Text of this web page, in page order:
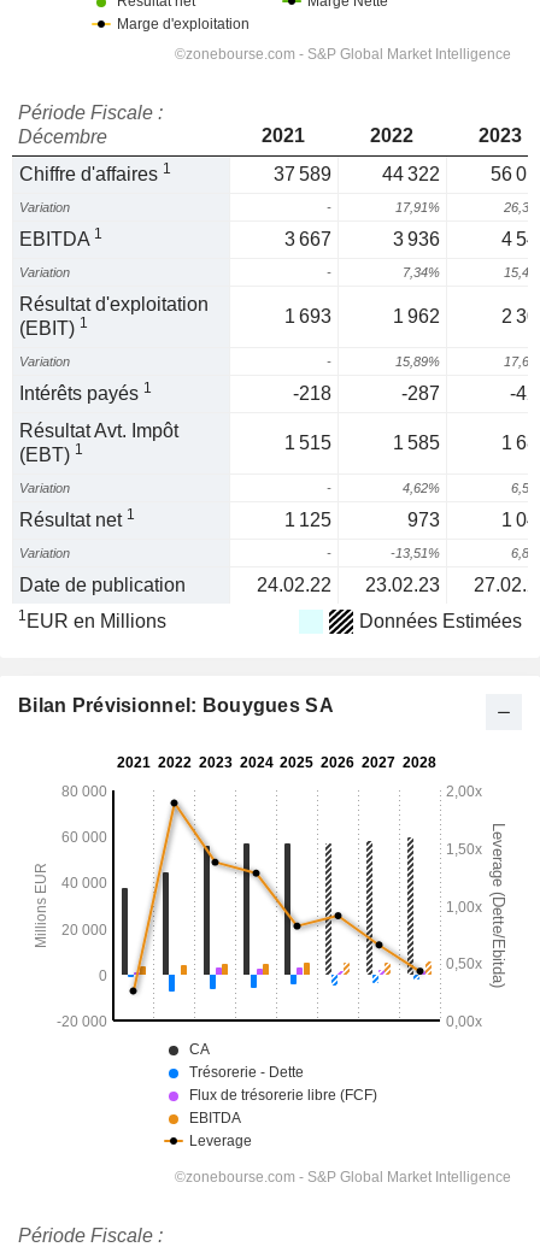
Période Fiscale :
Décembre
2021 2022
2023
Chiffre d'affaires 1 37 589 44 322 56
Variation - 17,91%
EBITDA 1 3 667 3 936 4
Variation - 7,34%
Résultat d'exploitation
(EBIT) 1 1 693 1 962 2
Variation - 15,89%
Intérêts payés 1 -218 -287
-
Résultat Avt. Impôt
(EBT) 1 1 515 1 585 1
Variation - 4,62%
Résultat net 1 1 125 973 1
Variation - -13,51%
Date de publication 24.02.22 23.02.23
1 EUR en Millions Données Estimées
Bilan Prévisionnel: Bouygues SA
Période Fiscale :